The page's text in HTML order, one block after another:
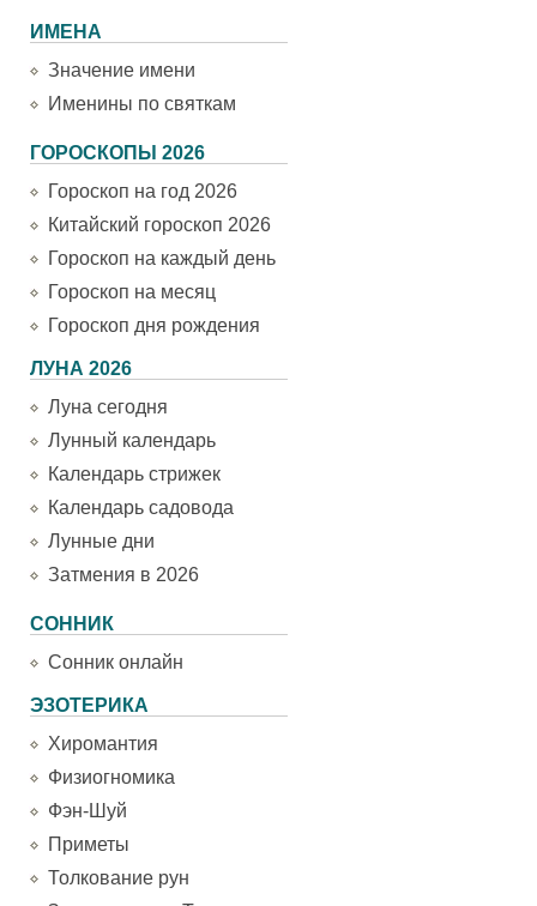
ИМЕНА
Значение имени
Именины по святкам
ГОРОСКОПЫ 2026
Гороскоп на год 2026
Китайский гороскоп 2026
Гороскоп на каждый день
Гороскоп на месяц
Гороскоп дня рождения
ЛУНА 2026
Луна сегодня
Лунный календарь
Календарь стрижек
Календарь садовода
Лунные дни
Затмения в 2026
СОННИК
Сонник онлайн
ЭЗОТЕРИКА
Хиромантия
Физиогномика
Фэн-Шуй
Приметы
Толкование рун